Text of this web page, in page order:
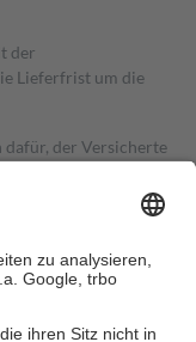
der
Lieferfrist um die
dafür, der Versicherte
Kosten der Leistung